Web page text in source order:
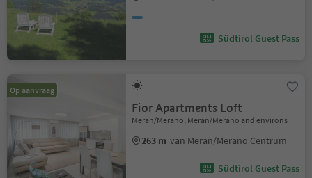
Südtirol Guest Pass
Op aanvraag
Fior Apartments Loft
Meran/Merano, Meran/Merano and environs
263 m van Meran/Merano Centrum
Südtirol Guest Pass